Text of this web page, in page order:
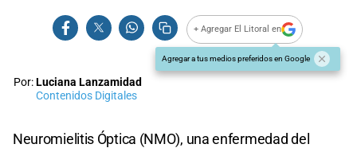
+ Agregar El Litoral en
Agregar a tus medios preferidos en Google
Por:Luciana Lanzamidad
Contenidos Digitales
Neuromielitis Óptica (NMO), una enfermedad del